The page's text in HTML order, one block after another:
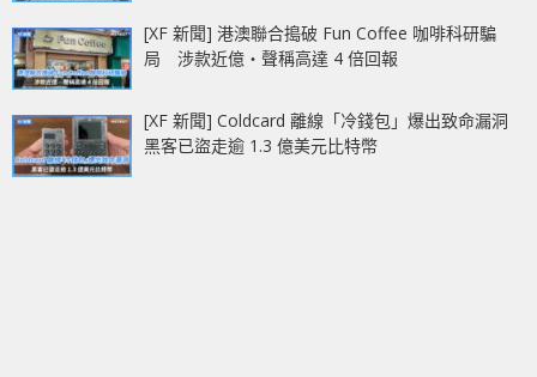
[XF 新聞] 港澳聯合搗破 Fun Coffee 咖啡科研騙
局 涉款近億‧聲稱高達 4 倍回報
[XF 新聞] Coldcard 離線「冷錢包」爆出致命漏洞
黑客已盜走逾 1.3 億美元比特幣